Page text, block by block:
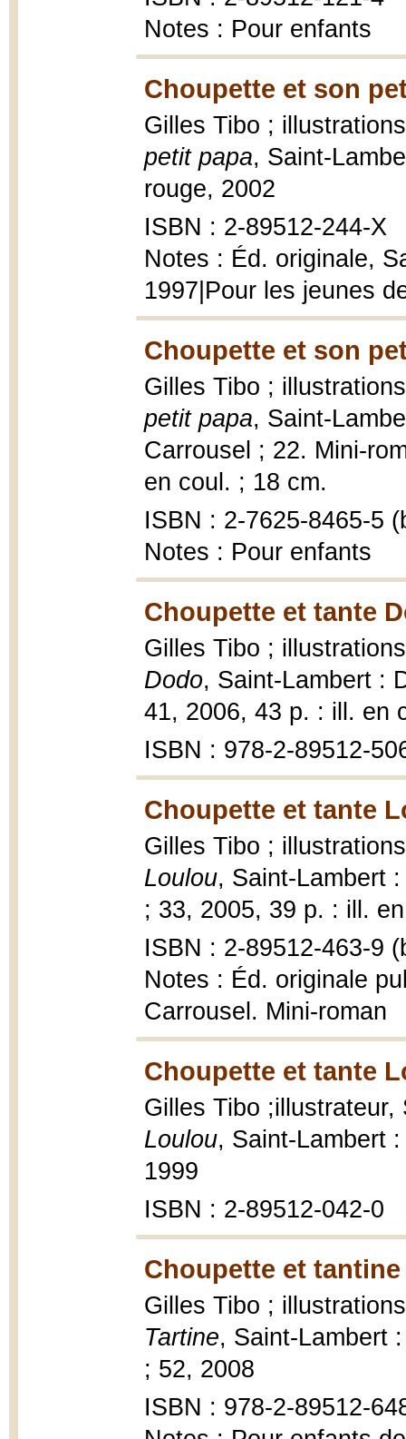
Notes : Pour enfants
Choupette et son
Gilles Tibo ;
petit papa, Saint-
rouge, 2002
ISBN : 2-89512-244-X
Notes : Éd. originale,
1997|Pour les jeunes
Choupette et son
Gilles Tibo ;
petit papa, Saint-
Carrousel ; 22. Mini-
en coul. ; 18 cm.
ISBN : 2-7625-8465-5
Notes : Pour enfants
Choupette et tante
Gilles Tibo ;
Dodo, Saint-Lambert :
41, 2006, 43 p. : ill. en
ISBN : 978-2-89512-
Choupette et tante
Gilles Tibo ;
Loulou, Saint-Lambert
; 33, 2005, 39 p. : ill.
ISBN : 2-89512-463-9
Notes : Éd. originale
Carrousel. Mini-roman
Choupette et tante
Gilles Tibo
Loulou, Saint-Lambert
1999
ISBN : 2-89512-042-0
Choupette et tantine
Gilles Tibo ;
Tartine, Saint-Lambert
; 52, 2008
ISBN : 978-2-89512-